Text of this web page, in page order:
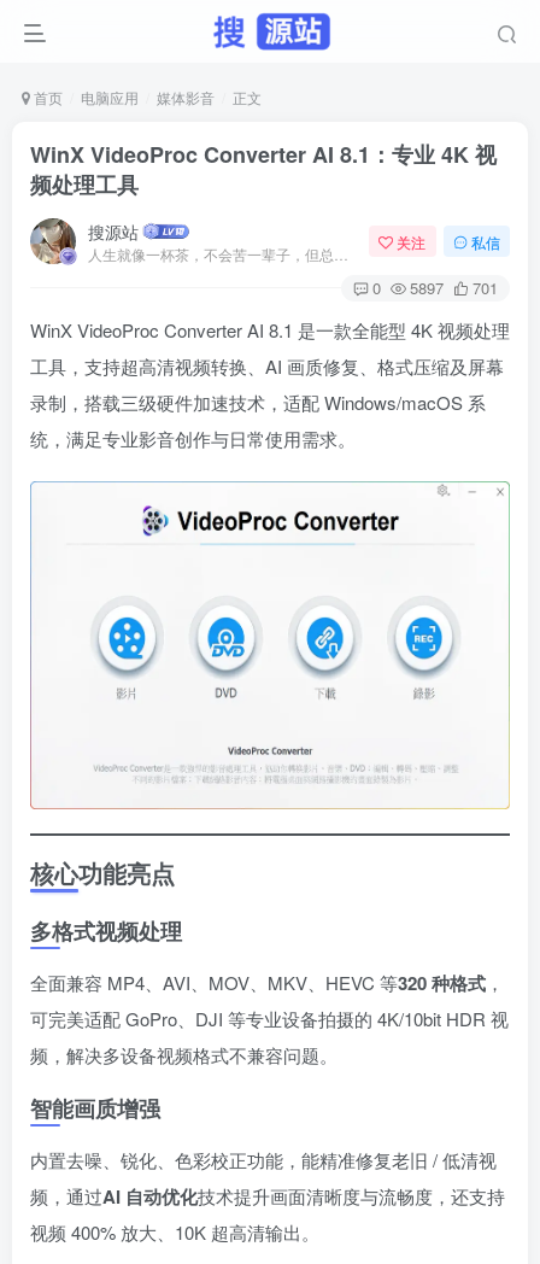
首页 电脑应用 媒体影音 正文
WinX VideoProc Converter AI 8.1：专业 4K 视
频处理工具
搜源站 关注 私信
0 5897 701
WinX VideoProc Converter AI 8.1 是一款全能型 4K 视频处理
工具，支持超高清视频转换、AI 画质修复、格式压缩及屏幕
录制，搭载三级硬件加速技术，适配 Windows/macOS 系
统，满足专业影音创作与日常使用需求。
核心功能亮点
多格式视频处理
全面兼容 MP4、AVI、MOV、MKV、HEVC 等320 种格式 ，
可完美适配 GoPro、DJI 等专业设备拍摄的 4K/10bit HDR 视
频，解决多设备视频格式不兼容问题。
智能画质增强
内置去噪、锐化、色彩校正功能，能精准修复老旧 / 低清视
频，通过AI 自动优化技术提升画面清晰度与流畅度，还支持
视频 400% 放大、10K 超高清输出。